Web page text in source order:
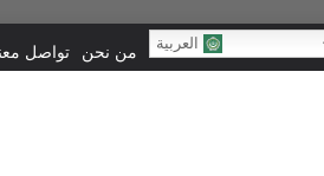
العربية من نحن تواصل